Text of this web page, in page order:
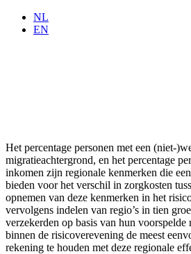
NL
EN
Het percentage personen met een (niet-
migratieachtergrond, en het percentage
inkomen zijn regionale kenmerken die
bieden voor het verschil in zorgkosten
opnemen van deze kenmerken in het
vervolgens indelen van regio’s in tien
verzekerden op basis van hun voorspelde
binnen de risicoverevening de meest
rekening te houden met deze regionale